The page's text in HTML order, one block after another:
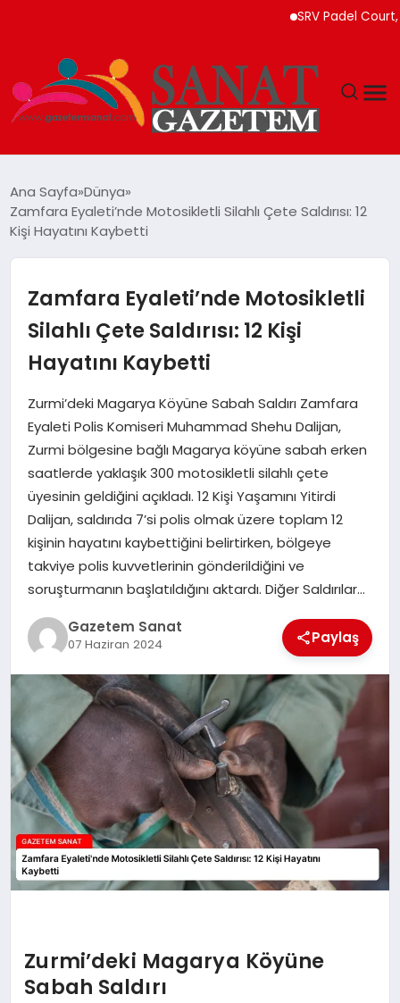
SRV Padel Court,
TEKNOLOJI
YAŞAM
EKONOMI
SAĞLIK
DÜNYA
EĞITIM
Ana Sayfa Dünya
Zamfara Eyaleti’nde Motosikletli Silahlı Çete Saldırısı: 12
Kişi Hayatını Kaybetti
Zamfara Eyaleti’nde Motosikletli
Silahlı Çete Saldırısı: 12 Kişi
Hayatını Kaybetti
Zurmi’deki Magarya Köyüne Sabah Saldırı Zamfara
Eyaleti Polis Komiseri Muhammad Shehu Dalijan,
Zurmi bölgesine bağlı Magarya köyüne sabah erken
saatlerde yaklaşık 300 motosikletli silahlı çete
üyesinin geldiğini açıkladı. 12 Kişi Yaşamını Yitirdi
Dalijan, saldırıda 7’si polis olmak üzere toplam 12
kişinin hayatını kaybettiğini belirtirken, bölgeye
takviye polis kuvvetlerinin gönderildiğini ve
soruşturmanın başlatıldığını aktardı. Diğer Saldırılar…
Gazetem Sanat
07 Haziran 2024 Paylaş
Zurmi’deki Magarya Köyüne
Sabah Saldırı